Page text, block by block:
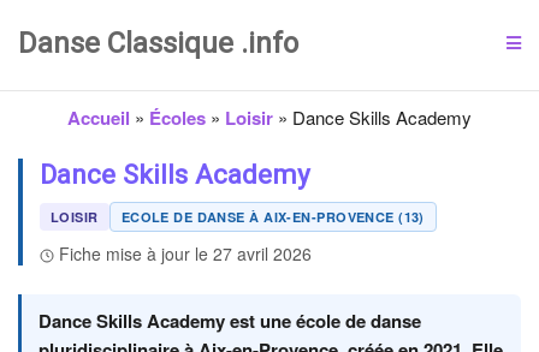
Danse Classique .info
Accueil » Écoles » Loisir » Dance Skills Academy
Dance Skills Academy
LOISIR ECOLE DE DANSE À AIX-EN-PROVENCE (13)
Fiche mise à jour le 27 avril 2026
Dance Skills Academy est une école de danse